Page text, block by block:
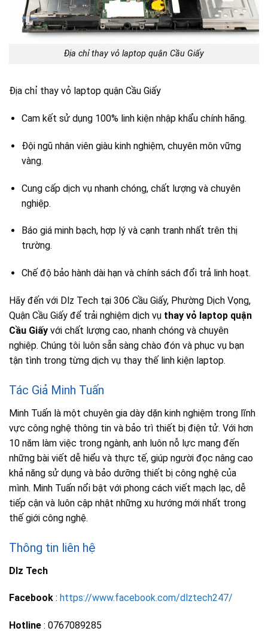
Địa chỉ thay vỏ laptop quận Cầu Giấy
Địa chỉ thay vỏ laptop quận Cầu Giấy
Cam kết sử dụng 100% linh kiện nhập khẩu chính hãng.
Đội ngũ nhân viên giàu kinh nghiệm, chuyên môn vững
vàng.
Cung cấp dịch vụ nhanh chóng, chất lượng và chuyên
nghiệp.
Báo giá minh bạch, hợp lý và cạnh tranh nhất trên thị
trường.
Chế độ bảo hành dài hạn và chính sách đổi trả linh hoạt.
Hãy đến với Dlz Tech tại 306 Cầu Giấy, Phường Dịch Vọng,
Quận Cầu Giấy để trải nghiệm dịch vụ thay vỏ laptop quận
Cầu Giấy với chất lượng cao, nhanh chóng và chuyên
nghiệp. Chúng tôi luôn sẵn sàng chào đón và phục vụ bạn
tận tình trong từng dịch vụ thay thế linh kiện laptop.
Tác Giả Minh Tuấn
Minh Tuấn là một chuyên gia dày dặn kinh nghiệm trong lĩnh
vực công nghệ thông tin và bảo trì thiết bị điện tử. Với hơn
10 năm làm việc trong ngành, anh luôn nỗ lực mang đến
những bài viết dễ hiểu và thực tế, giúp người đọc nâng cao
khả năng sử dụng và bảo dưỡng thiết bị công nghệ của
mình. Minh Tuấn nổi bật với phong cách viết mạch lạc, dễ
tiếp cận và luôn cập nhật những xu hướng mới nhất trong
thế giới công nghệ.
Thông tin liên hệ
Dlz Tech
Facebook : https://www.facebook.com/dlztech247/
Hotline : 0767089285